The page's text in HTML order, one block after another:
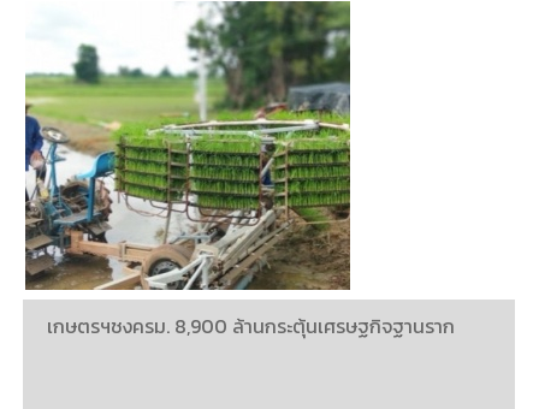
เกษตรฯชงครม. 8,900 ล้านกระตุ้นเศรษฐกิจฐานราก